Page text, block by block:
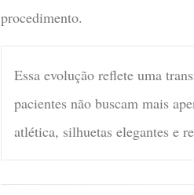
procedimento.
Essa evolução reflete uma
pacientes não buscam mais
atlética, silhuetas elegantes e